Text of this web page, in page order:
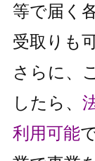
等で届く
受取りも
さらに、
したら、
利用可能